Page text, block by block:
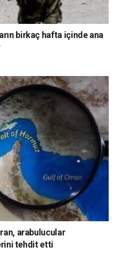
birkaç hafta içinde ana
arabulucular
tehdit etti